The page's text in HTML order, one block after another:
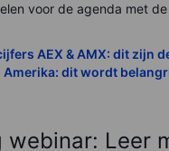
voor de agenda met
AEX & AMX: dit zijn
Amerika: dit wordt
webinar: Leer